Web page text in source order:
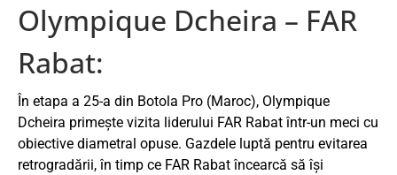
Olympique Dcheira – FAR
Rabat:
În etapa a 25-a din Botola Pro (Maroc), Olympique
Dcheira primește vizita liderului FAR Rabat într-un meci cu
obiective diametral opuse. Gazdele luptă pentru evitarea
retrogradării, în timp ce FAR Rabat încearcă să își